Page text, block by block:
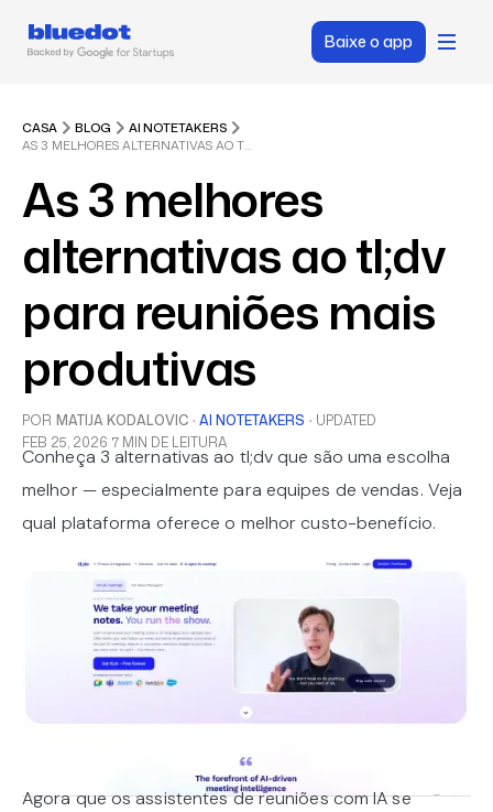
Baixe o app
CASA BLOG
AI NOTETAKERS
AS 3 MELHORES ALTERNATIVAS AO TL;DV PARA REUNIÕES MAIS PRODUTIVAS
As 3 melhores
alternativas ao tl;dv
para reuniões mais
produtivas
POR MATIJA KODALOVIC · AI NOTETAKERS · UPDATED
FEB 25, 2026 7 MIN DE LEITURA
Conheça 3 alternativas ao tl;dv que são uma escolha
melhor — especialmente para equipes de vendas. Veja
qual plataforma oferece o melhor custo-benefício.
Agora que os assistentes de reuniões com IA se